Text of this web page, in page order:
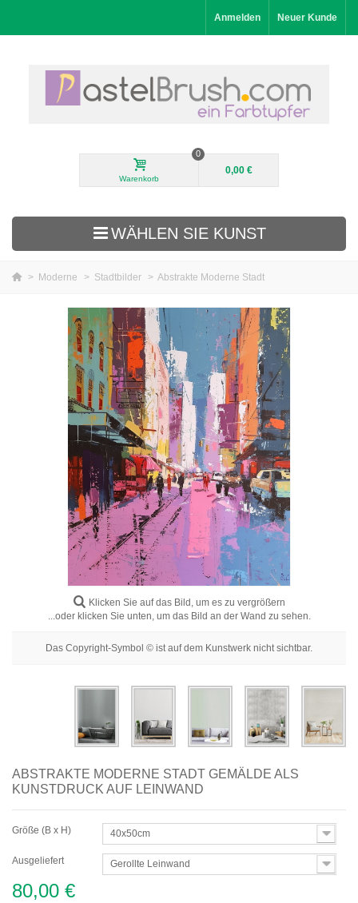
Anmelden Neuer Kunde
Warenkorb
0
0,00 €
WÄHLEN SIE KUNST
Landschaftsbilder
Blumenbilder
Porträtbilder
Nach Raum
> Moderne > Stadtbilder > Abstrakte Moderne Stadt
Klicken Sie auf das Bild, um es zu vergrößern
...oder klicken Sie unten, um das Bild an der Wand zu sehen.
Das Copyright-Symbol © ist auf dem Kunstwerk nicht sichtbar.
ABSTRAKTE MODERNE STADT GEMÄLDE ALS
KUNSTDRUCK AUF LEINWAND
Größe (B x H) 40x50cm
Ausgeliefert Gerollte Leinwand
80,00 €